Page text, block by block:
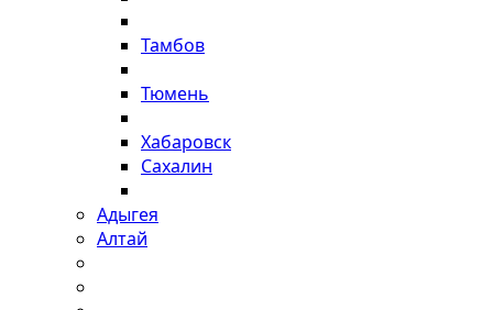
Тамбов
Тюмень
Хабаровск
Сахалин
Адыгея
Алтай